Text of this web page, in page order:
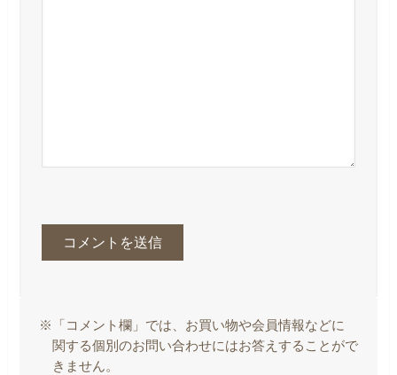
※「コメント欄」では、お買い物や会員情報などに
関する個別のお問い合わせにはお答えすることがで
きません。